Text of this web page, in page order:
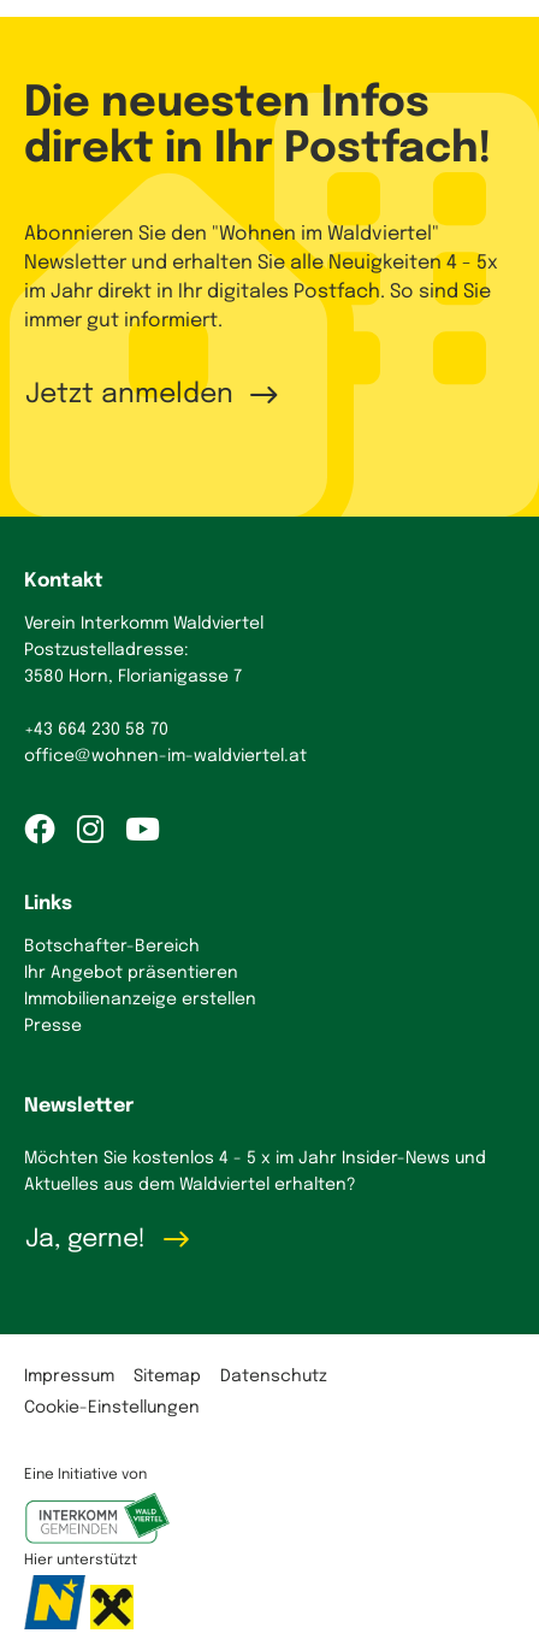
Die neuesten Infos
direkt in Ihr Postfach!
Abonnieren Sie den "Wohnen im Waldviertel"
Newsletter und erhalten Sie alle Neuigkeiten 4 - 5x
im Jahr direkt in Ihr digitales Postfach. So sind Sie
immer gut informiert.
Jetzt anmelden
Kontakt
Verein Interkomm Waldviertel
Postzustelladresse:
3580 Horn, Florianigasse 7
+43 664 230 58 70
office@wohnen-im-waldviertel.at
Links
Botschafter-Bereich
Ihr Angebot präsentieren
Immobilienanzeige erstellen
Presse
Newsletter
Möchten Sie kostenlos 4 - 5 x im Jahr Insider-News und
Aktuelles aus dem Waldviertel erhalten?
Ja, gerne!
Impressum Sitemap
Datenschutz
Cookie-Einstellungen
Eine Initiative von
Hier unterstützt